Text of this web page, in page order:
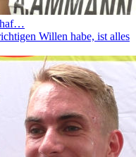
Willen habe, ist alles